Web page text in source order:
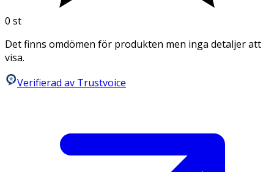
0 st
Det finns omdömen för produkten men inga detaljer att
visa.
Verifierad av Trustvoice